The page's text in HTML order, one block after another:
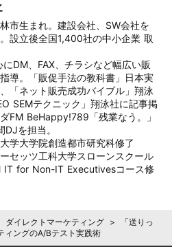
市生まれ。建設会社、SW会社を
設立後全国1,400社の中小企業 取
にDM、FAX、チラシなど幅広い販
導。「販促手法の教科書」日本実
「ネット販売成功バイブル」翔泳
SEMテクニック」翔泳社に記事掲
FM BeHappy!789「残業なう。」
DJを担当。
学大学院創造都市研究科修了
セッツ工科大学スローンスクール
IT for Non-IT Executivesコース修
ダイレクトマーケティング >
「送りっ
ィングのA/Bテスト実践術